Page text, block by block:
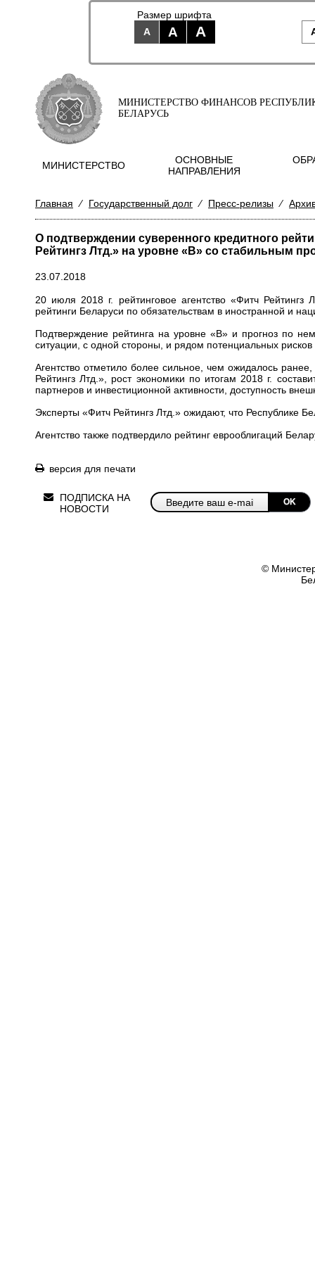
Размер шрифта
A
A A
МИНИСТЕРСТВО ФИНАНСОВ
БЕЛАРУСЬ
МИНИСТЕРСТВО
ОСНОВНЫЕ
НАПРАВЛЕНИЯ
Главная ⁄ Государственный долг ⁄ Пресс-релизы ⁄
О подтверждении суверенного кредитного
Рейтингз Лтд.» на уровне «В» со стабильным
23.07.2018
20 июля 2018 г. рейтинговое агентство «Фитч
рейтинги Беларуси по обязательствам в иностранной и
Подтверждение рейтинга на уровне «В» и прогноз по
ситуации, с одной стороны, и рядом потенциальных рисков
Агентство отметило более сильное, чем ожидалось
Рейтингз Лтд.», рост экономики по итогам 2018 г.
партнеров и инвестиционной активности, доступность
Эксперты «Фитч Рейтингз Лтд.» ожидают, что Республике
Агентство также подтвердило рейтинг еврооблигаций
версия для печати
ПОДПИСКА НА
НОВОСТИ
OK
©